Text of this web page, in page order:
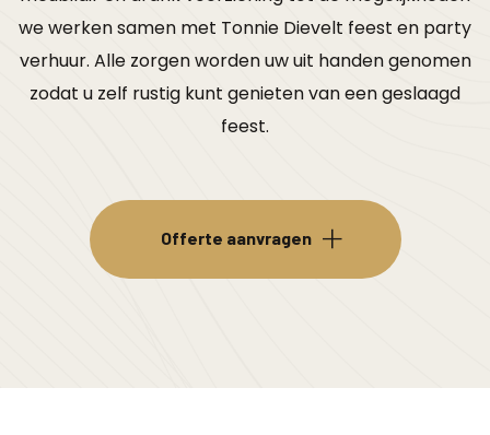
we werken samen met Tonnie Dievelt feest en party
verhuur. Alle zorgen worden uw uit handen genomen
zodat u zelf rustig kunt genieten van een geslaagd
feest.
Offerte aanvragen